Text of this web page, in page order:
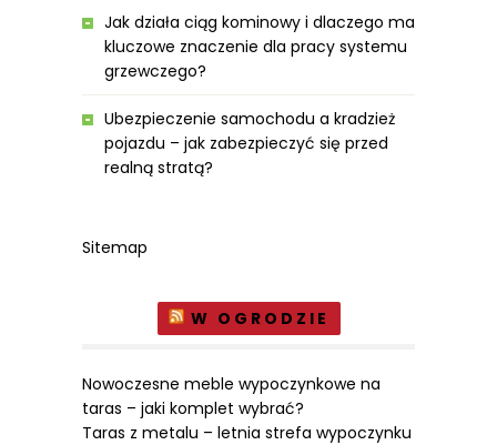
Jak działa ciąg kominowy i dlaczego ma
kluczowe znaczenie dla pracy systemu
grzewczego?
Ubezpieczenie samochodu a kradzież
pojazdu – jak zabezpieczyć się przed
realną stratą?
Sitemap
W OGRODZIE
Nowoczesne meble wypoczynkowe na
taras – jaki komplet wybrać?
Taras z metalu – letnia strefa wypoczynku